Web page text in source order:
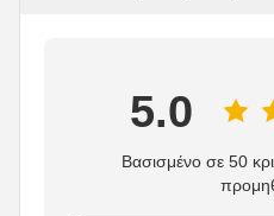
5.0
Βασισμένο σε 50